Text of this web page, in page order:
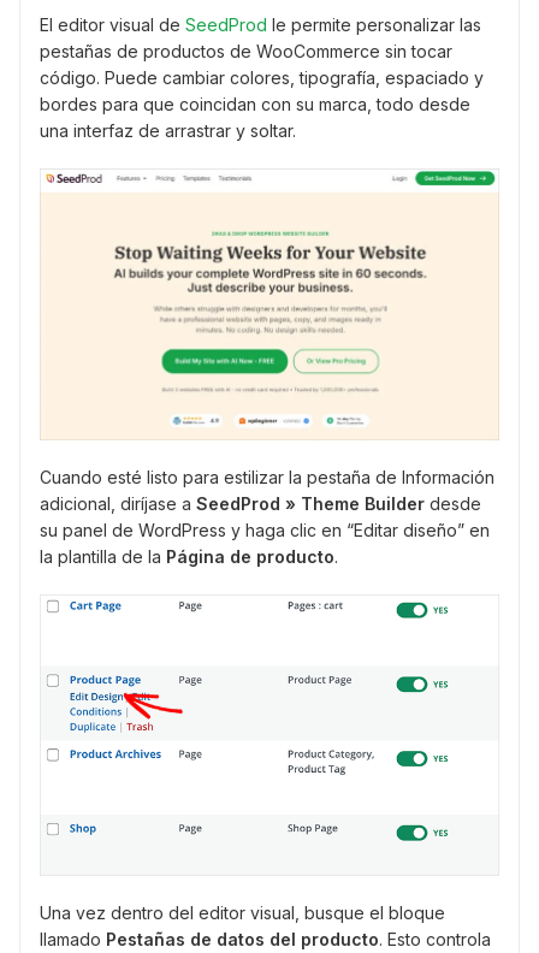
El editor visual de SeedProd le permite personalizar las
pestañas de productos de WooCommerce sin tocar
código. Puede cambiar colores, tipografía, espaciado y
bordes para que coincidan con su marca, todo desde
una interfaz de arrastrar y soltar.
Cuando esté listo para estilizar la pestaña de Información
adicional, diríjase a SeedProd » Theme Builder desde
su panel de WordPress y haga clic en “Editar diseño” en
la plantilla de la Página de producto.
Una vez dentro del editor visual, busque el bloque
llamado Pestañas de datos del producto. Esto controla